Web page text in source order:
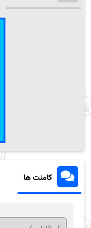
کامنت ها